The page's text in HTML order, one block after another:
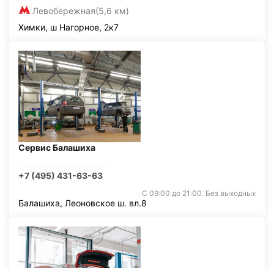
Левобережная(5,6 км)
Химки, ш Нагорное, 2к7
Сервис Балашиха
+7 (495) 431-63-63
С 09:00 до 21:00. Без выходных
Балашиха, Леоновское ш. вл.8